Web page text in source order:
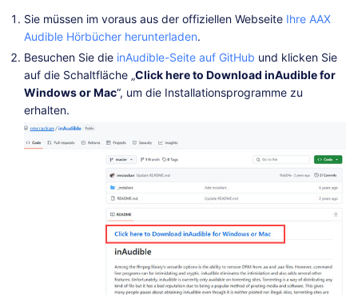
Sie müssen im voraus aus der offiziellen Webseite Ihre AAX
Audible Hörbücher herunterladen.
Besuchen Sie die inAudible-Seite auf GitHub und klicken Sie
auf die Schaltfläche „Click here to Download inAudible for
Windows or Mac“, um die Installationsprogramme zu
erhalten.